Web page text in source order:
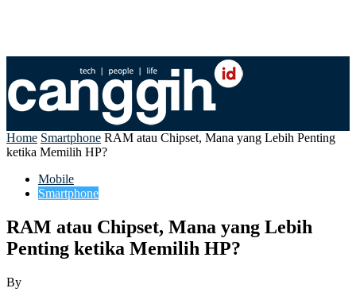
Home Smartphone RAM atau Chipset, Mana yang Lebih Penting
ketika Memilih HP?
Mobile
Smartphone
RAM atau Chipset, Mana yang Lebih
Penting ketika Memilih HP?
By